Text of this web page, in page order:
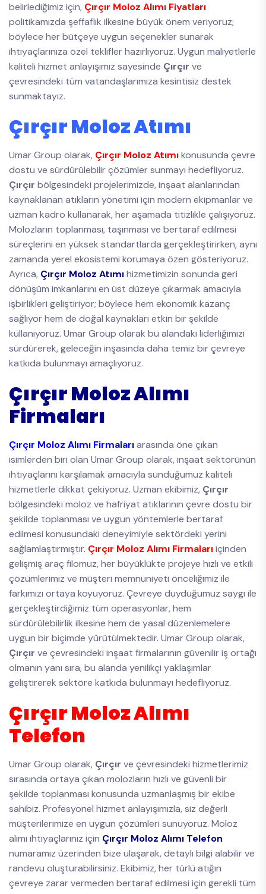
belirlediğimiz için, Çırçır Moloz Alımı Fiyatları
politikamızda şeffaflık ilkesine büyük önem veriyoruz;
böylece her bütçeye uygun seçenekler sunarak
ihtiyaçlarınıza özel teklifler hazırlıyoruz. Uygun maliyetlerle
kaliteli hizmet anlayışımız sayesinde Çırçır ve
çevresindeki tüm vatandaşlarımıza kesintisiz destek
sunmaktayız.
Çırçır Moloz Atımı
Umar Group olarak, Çırçır Moloz Atımıkonusunda çevre
dostu ve sürdürülebilir çözümler sunmayı hedefliyoruz.
Çırçır bölgesindeki projelerimizde, inşaat alanlarından
kaynaklanan atıkların yönetimi için modern ekipmanlar ve
uzman kadro kullanarak, her aşamada titizlikle çalışıyoruz.
Molozların toplanması, taşınması ve bertaraf edilmesi
süreçlerini en yüksek standartlarda gerçekleştirirken, aynı
zamanda yerel ekosistemi korumaya özen gösteriyoruz.
Ayrıca, Çırçır Moloz Atımıhizmetimizin sonunda geri
dönüşüm imkanlarını en üst düzeye çıkarmak amacıyla
işbirlikleri geliştiriyor; böylece hem ekonomik kazanç
sağlıyor hem de doğal kaynakları etkin bir şekilde
kullanıyoruz. Umar Group olarak bu alandaki liderliğimizi
sürdürerek, geleceğin inşasında daha temiz bir çevreye
katkıda bulunmayı amaçlıyoruz.
Çırçır Moloz Alımı
Firmaları
Çırçır Moloz Alımı Firmalarıarasında öne çıkan
isimlerden biri olan Umar Group olarak, inşaat sektörünün
ihtiyaçlarını karşılamak amacıyla sunduğumuz kaliteli
hizmetlerle dikkat çekiyoruz. Uzman ekibimiz, Çırçır
bölgesindeki moloz ve hafriyat atıklarının çevre dostu bir
şekilde toplanması ve uygun yöntemlerle bertaraf
edilmesi konusundaki deneyimiyle sektördeki yerini
sağlamlaştırmıştır. Çırçır Moloz Alımı Firmalarıiçinden
gelişmiş araç filomuz, her büyüklükte projeye hızlı ve etkili
çözümlerimiz ve müşteri memnuniyeti önceliğimiz ile
farkımızı ortaya koyuyoruz. Çevreye duyduğumuz saygı ile
gerçekleştirdiğimiz tüm operasyonlar, hem
sürdürülebilirlik ilkesine hem de yasal düzenlemelere
uygun bir biçimde yürütülmektedir. Umar Group olarak,
Çırçır ve çevresindeki inşaat firmalarının güvenilir iş ortağı
olmanın yanı sıra, bu alanda yenilikçi yaklaşımlar
geliştirerek sektöre katkıda bulunmayı hedefliyoruz.
Çırçır Moloz Alımı
Telefon
Umar Group olarak, Çırçır ve çevresindeki hizmetlerimiz
sırasında ortaya çıkan molozların hızlı ve güvenli bir
şekilde toplanması konusunda uzmanlaşmış bir ekibe
sahibiz. Profesyonel hizmet anlayışımızla, siz değerli
müşterilerimize en uygun çözümleri sunuyoruz. Moloz
alımı ihtiyaçlarınız için Çırçır Moloz Alımı Telefon
numaramız üzerinden bize ulaşarak, detaylı bilgi alabilir ve
randevu oluşturabilirsiniz. Ekibimiz, her türlü atığın
çevreye zarar vermeden bertaraf edilmesi için gerekli tüm